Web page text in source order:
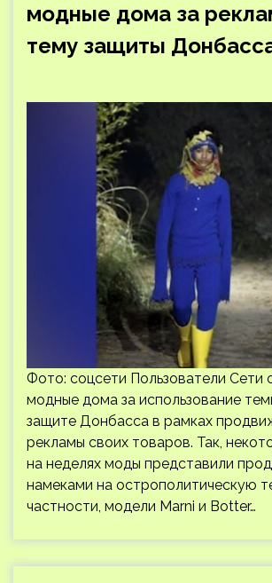
модные дома за
тему защиты
Фото: соцсети Пользователи Сети
модные дома за использование
защите Донбасса в рамках
рекламы своих товаров. Так,
на неделях моды представили
намеками на острополитическую
частности, модели Marni и Botter…